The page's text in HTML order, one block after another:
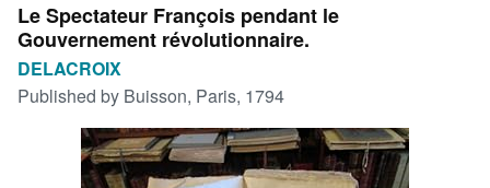
My Purchases
Advanced Search
Browse Collections
Rare Books
Art & Collectibles
Le Spectateur François pendant le
Gouvernement révolutionnaire.
DELACROIX
Published by Buisson, Paris, 1794